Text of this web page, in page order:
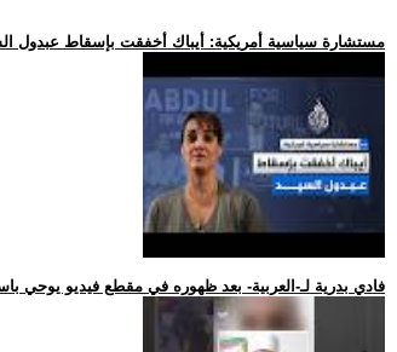
.. مستشارة سياسية أمريكية: أيباك أخفقت بإسقاط عبدول
.. فادي بدرية لـ-العربية- بعد ظهوره في مقطع فيديو يوحي